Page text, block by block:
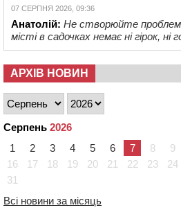
07 СЕРПНЯ 2026, 09:36
Анатолій: Не створюйте
місті в садочках немає ні гірок, ні
АРХІВ НОВИН
Серпень 2026
1
2 3 4 5 6 7 8 9
16
17 18 19 20 21 22 23 24
31
Всі новини за місяць